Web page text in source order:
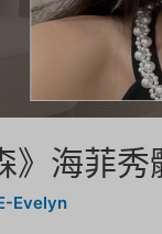
》海菲秀
Evelyn